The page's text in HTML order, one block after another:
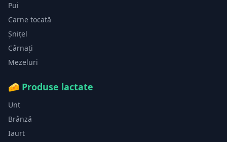
Pui
Carne tocată
Șnițel
Cârnați
Mezeluri
🧀 Produse lactate
Unt
Brânză
Iaurt